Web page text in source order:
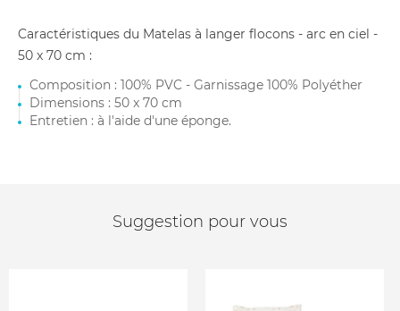
Caractéristiques du Matelas à langer flocons - arc en ciel -
50 x 70 cm :
Composition : 100% PVC - Garnissage 100% Polyéther
Dimensions : 50 x 70 cm
Entretien : à l'aide d'une éponge.
Suggestion pour vous